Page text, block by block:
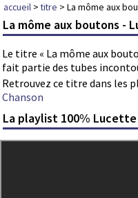
accueil >titre > La môme aux
La môme aux boutons -
Le titre « La môme aux
fait partie des tubes
Retrouvez ce titre dans les
Chanson
La playlist 100%